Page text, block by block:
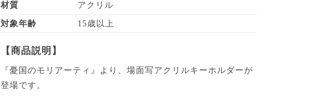
材質 アクリル
対象年齢 15歳以上
【商品説明】
『憂国のモリアーティ』より、場面写アクリルキーホルダーが
登場です。